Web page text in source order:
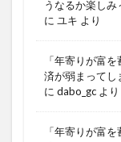
うなるか楽しみ
に ユキ より
「年寄りが富
済が弱まってし
に dabo_gc より
「年寄りが富